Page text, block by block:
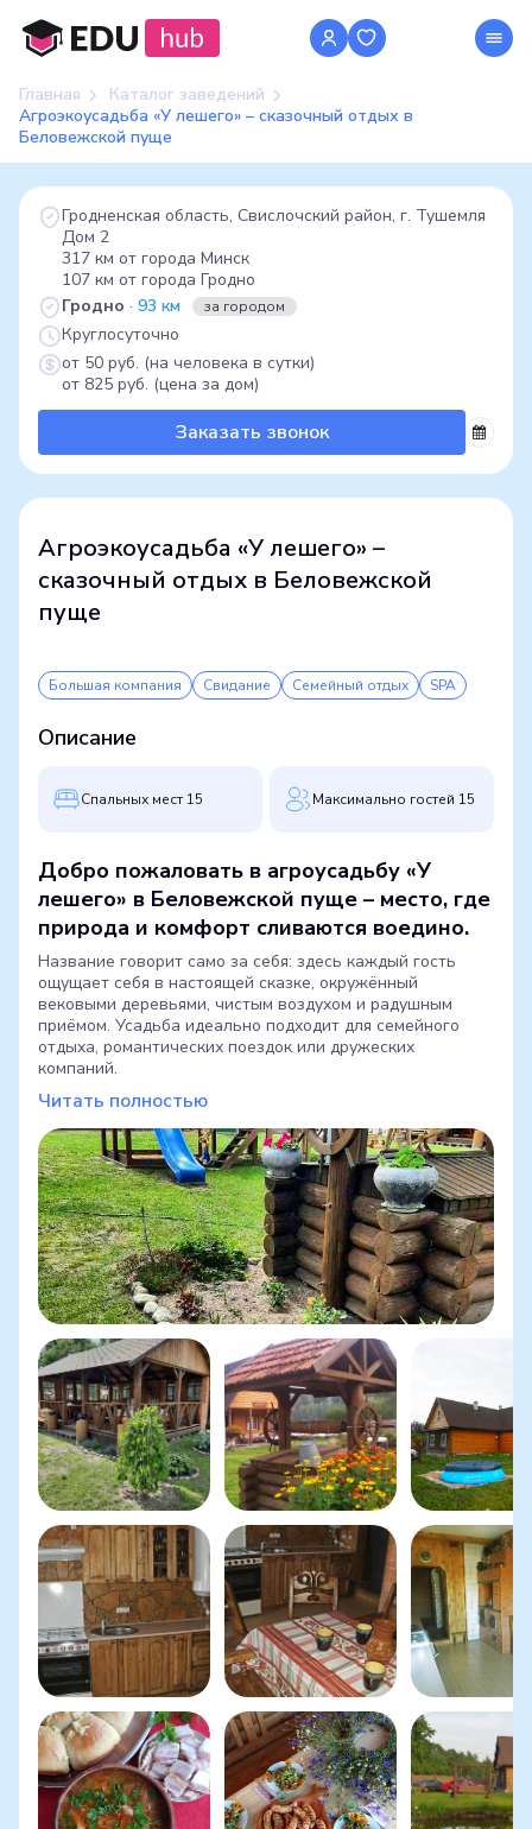
Главная
Каталог заведений
Агроэкоусадьба «У лешего» – сказочный отдых в
Беловежской пуще
Агроэкоусадьба «У лешего» –
сказочный отдых в Беловежской
пуще
Большая компания Свидание Семейный отдых SPA
Описание
Cпальных мест 15 Максимально гостей 15
Добро пожаловать в агроусадьбу «У
лешего» в Беловежской пуще – место, где
природа и комфорт сливаются воедино.
Название говорит само за себя: здесь каждый гость
ощущает себя в настоящей сказке, окружённый
вековыми деревьями, чистым воздухом и радушным
приёмом. Усадьба идеально подходит для семейного
отдыха, романтических поездок или дружеских
компаний.
Читать полностью
Гродненская область, Свислочский район, г. Тушемля
Дом 2
317 км от города Минск
107 км от города Гродно
Гродно · 93 км за городом
Круглосуточно
от 50 руб. (на человека в сутки)
от 825 руб. (цена за дом)
Заказать звонок